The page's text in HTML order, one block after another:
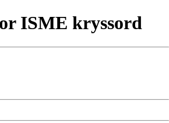
ISME kryssord